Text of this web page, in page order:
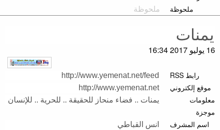
ملحوظة
16 يوليو 2017 16:34
رابط RSS
موقع إلكتروني
معلومات
موجزة
اسم المشرف